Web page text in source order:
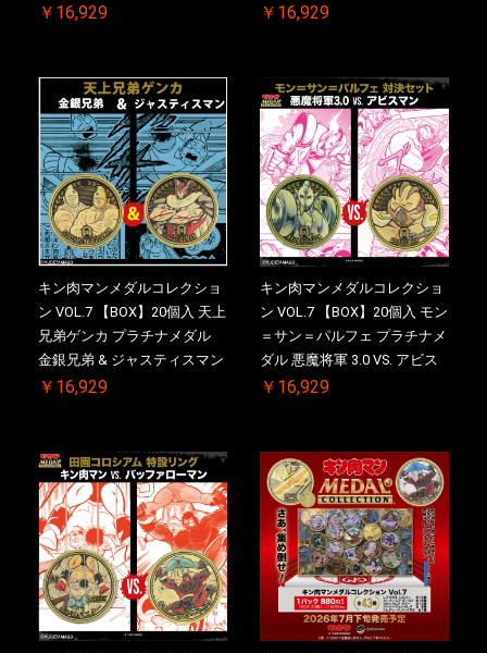
VS. テリーマン 3.0 ケース付
注分】2026/10/30 一斉出荷予
￥16,929
VS. ブロッケン Jr. 2.0 ケース
【二次受注分】2026/10/30 一
斉出荷予定
￥16,929
キン肉マンメダルコレクショ
ン VOL.7 【BOX】20個入 天上
兄弟ゲンカ プラチナメダル
金銀兄弟 & ジャスティスマン
2.0 ケース付き【初回購入特
一斉出荷予定
￥16,929
キン肉マンメダルコレクショ
ン VOL.7 【BOX】20個入 モン
＝サン＝パルフェ プラチナメ
ダル 悪魔将軍 3.0 VS. アビス
マン【初回購入特典 】
斉出荷予定
￥16,929